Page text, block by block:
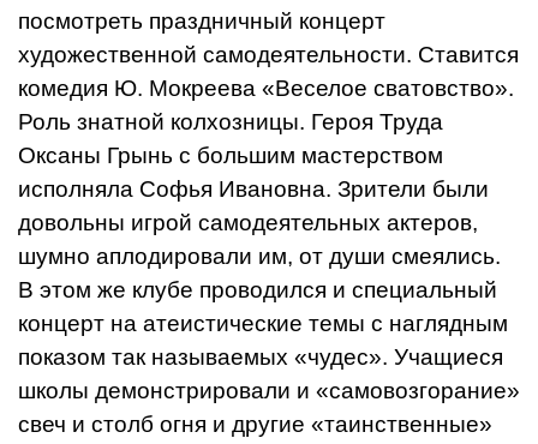
посмотреть празд­ничный концерт
художественной самодеятельности. Ставится
комедия Ю. Мокреева «Веселое сватовство».
Роль знатной колхозницы. Героя Труда
Оксаны Грынь с большим мастерством
исполняла Софья Ивановна. Зрители были
довольны игрой самодеятельных актеров,
шум­но аплодировали им, от души смеялись.
В этом же клубе проводился и специальный
кон­церт на атеистические темы с наглядным
показом так называ­емых «чудес». Учащиеся
школы демонстрировали и «самовозго­рание»
свеч и столб огня и другие «таинственные»